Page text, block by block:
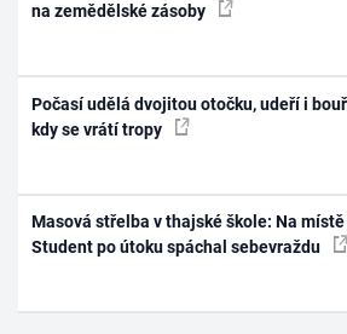
na zemědělské zásoby
Počasí udělá dvojitou otočku, udeří i
kdy se vrátí tropy
Masová střelba v thajské škole: Na
Student po útoku spáchal sebevraždu